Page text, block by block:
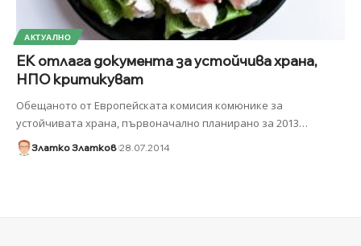
АКТУАЛНО
ЕК отлага документа за устойчива храна,
НПО критикуват
Обещаното от Европейската комисия комюнике за
устойчивата храна, първоначално планирано за 2013…
Златко Златков 28.07.2014